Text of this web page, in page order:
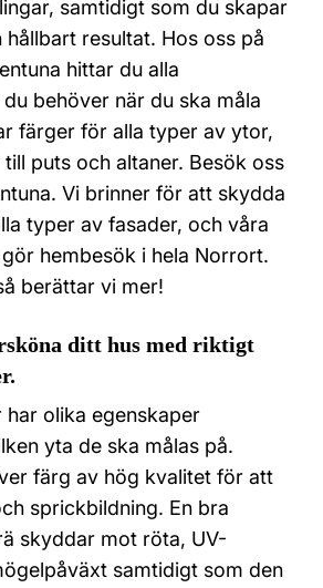
samtidigt som du skapar
resultat. Hos oss på
hittar du alla
behöver när du ska måla
färger för alla typer av ytor,
puts och altaner. Besök oss
Vi brinner för att skydda
typer av fasader, och våra
hembesök i hela Norrort.
berättar vi mer!
ditt hus med riktigt
har olika egenskaper
yta de ska målas på.
färg av hög kvalitet för att
sprickbildning. En bra
skyddar mot röta, UV-
samtidigt som den